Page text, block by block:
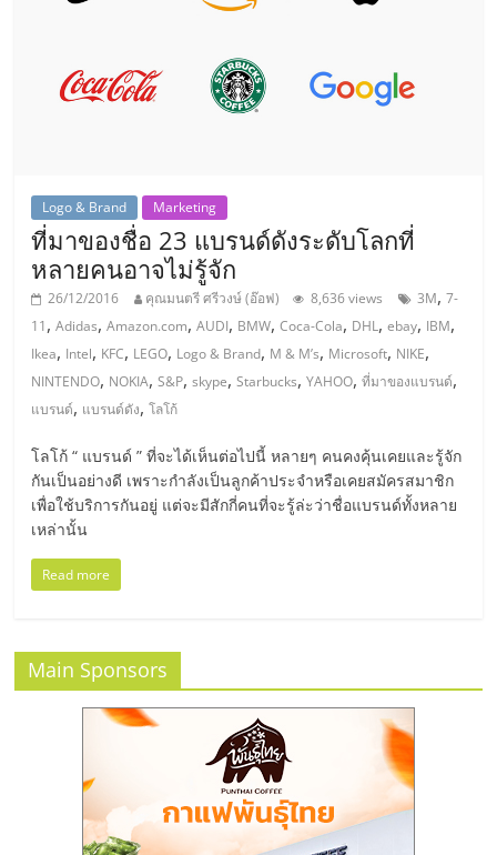
ปรึกษา
รน
ไชส์,
รวม
แฟ
รน
ไชส์
ขาย
แฟ
รน
ไชส์
แฟ
Logo & Brand Marketing
ที่มาของชื่อ 23 แบรนด์ดังระดับโลกที่
หลายคนอาจไม่รู้จัก
26/12/2016 คุณมนตรี ศรีวงษ์ (อ๊อฟ) 8,636 views 3M,7-
11,Adidas,Amazon.com,AUDI, BMW,Coca-Cola, DHL,ebay, IBM,
Ikea, Intel, KFC, LEGO, Logo & Brand, M & M’s, Microsoft, NIKE,
NINTENDO, NOKIA,S&P,skype,Starbucks,YAHOO,ที่มาของแบรนด์,
แบรนด์, แบรนด์ดัง,โลโก้
โลโก้ “ แบรนด์ ” ที่จะได้เห็นต่อไปนี้ หลายๆ คนคงคุ้นเคยและรู้จัก
กันเป็นอย่างดี เพราะกำลังเป็นลูกค้าประจำหรือเคยสมัครสมาชิก
เพื่อใช้บริการกันอยู่ แต่จะมีสักกี่คนที่จะรู้ล่ะว่าชื่อแบรนด์ทั้งหลาย
เหล่านั้น
Read more
Main Sponsors